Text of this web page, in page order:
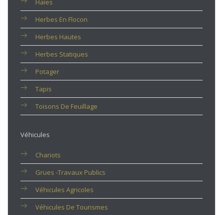
Haies
Herbes En Flocon
Herbes Hautes
Herbes Statiques
Potager
Tapis
Toisons De Feuillage
Véhicules
Chariots
Grues -travaux Publics
Véhicules Agricoles
Véhicules De Tourismes